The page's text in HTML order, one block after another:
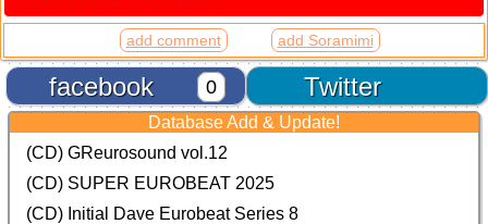
add comment add Soramimi
Twitter
facebook 0
Database Add & Update!
(CD) GReurosound vol.12
(CD) SUPER EUROBEAT 2025
(CD) Initial Dave Eurobeat Series 8